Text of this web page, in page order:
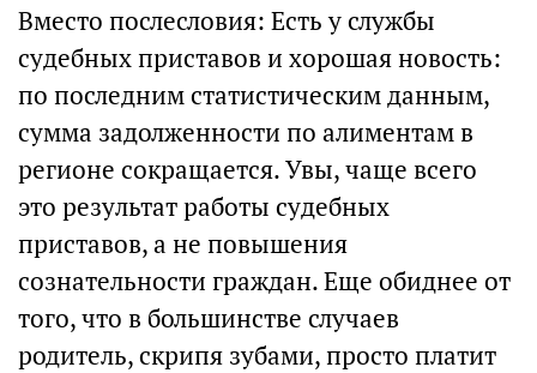
Вместо послесловия: Есть у службы
судебных приставов и хорошая новость:
по последним статистическим данным,
сумма задолженности по алиментам в
регионе сокращается. Увы, чаще всего
это результат работы судебных
приставов, а не повышения
сознательности граждан. Еще обиднее от
того, что в большинстве случаев
родитель, скрипя зубами, просто платит